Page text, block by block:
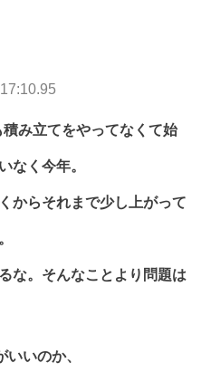
み立てをやってなくて始
なく今年。
からそれまで少し上がって
な。そんなことより問題は
いのか、